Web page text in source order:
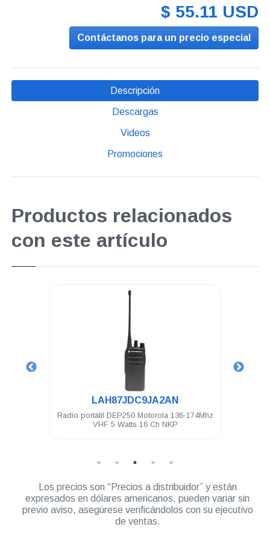
$ 55.11 USD
Contáctanos para un precio especial
Descripción
Descargas
Videos
Promociones
Productos relacionados
con este artículo
Motorola 136-174Mhz
Auricular Motorola para vigilancia 2
con tubo acústico VX-80 RVA50
Los precios son “Precios a distribuidor” y están
expresados en dólares americanos, pueden variar sin
previo aviso, asegúrese verificándolos con su ejecutivo
de ventas.